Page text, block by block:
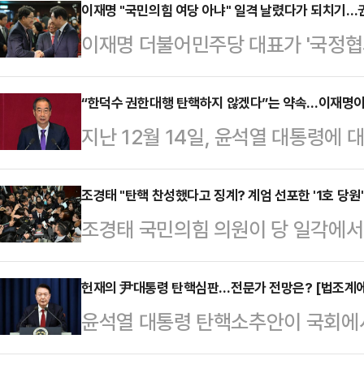
만 이번 사태 가운데 국민으로부터
얻은 정치인이 등장해 주목된다. 정
사법리스크가 현실화 할 경우, '이
레 예측하고 있다.16일 정치권에
(發) 비상계엄 사태와 야권발(發)
빠진…
이재명 "국민의힘 여당 아냐" 일격 날렸다가 되치기…
이재명 더불어민주당 대표가 '국정
권성동 당대표 권한대행 겸 원내대
발휘 중이다. 국민의힘이 한동훈 전
한 가운데 민주당이 '국회 1당' 지위
의힘이 여당임을 강조하면서 좀처
행은 16일 이재명 대표가 월권성
에 빠지지 말아야 한다고 일침을 가
자인 이재명 대표의…
“한덕수 권한대행 탄핵하지 않겠다”는 약속…이재명
지난 12월 14일, 윤석열 대통령에
무현·박근혜 두 전직 대통령에 이
한 사태가 아닐 수 없다.윤 대통령
국민의힘은 가결에 대한 책임을 둘
석을 무기로 정부 흔들기에 몰두했
러잖아도 어려운 경제는 급전직하
내몰리고 있다. 탄핵을 둘러싼 사회
과 치안 최고…
조경태 "탄핵 찬성했다고 징계? 계엄 선포한 '1호 당
조경태 국민의힘 의원이 당 일각에
에 대한 징계 요구가 나오는 것에
을 밝히고 국민의 뜻에 반하는 행위
야 한다"고 받아쳤다.조경태 의원
기자들과 만나 '탄핵안에 찬성한 의
헌재의 尹대통령 탄핵심판…전문가 전망은? [법조
윤석열 대통령 탄핵소추안이 국회
이 주목된다. 법조계에선 윤 대통령